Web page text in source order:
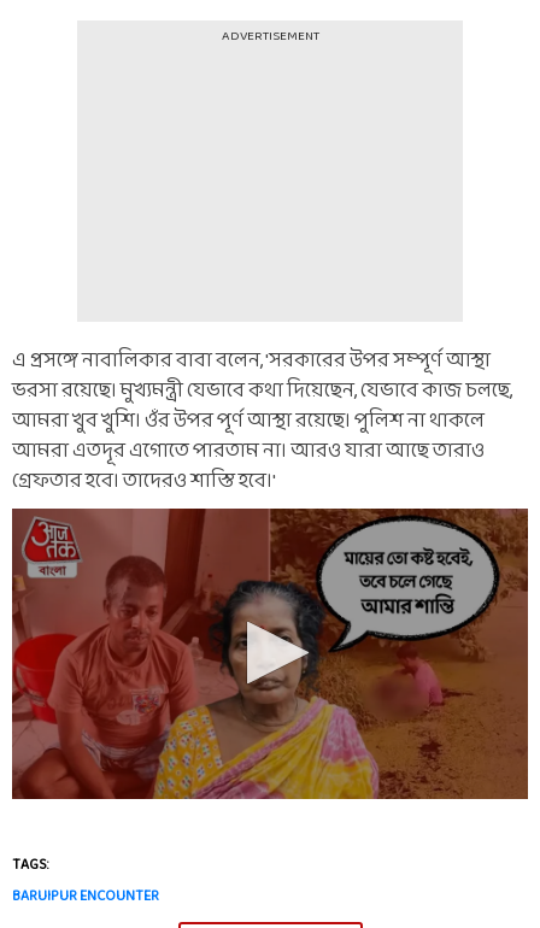
ADVERTISEMENT
এ প্রসঙ্গে নাবালিকার বাবা বলেন, 'সরকারের উপর সম্পূর্ণ আস্থা
ভরসা রয়েছে। মুখ্যমন্ত্রী যেভাবে কথা দিয়েছেন, যেভাবে কাজ চলছে,
আমরা খুব খুশি। ওঁর উপর পূর্ণ আস্থা রয়েছে। পুলিশ না থাকলে
আমরা এতদূর এগোতে পারতাম না। আরও যারা আছে তারাও
গ্রেফতার হবে। তাদেরও শাস্তি হবে।'
TAGS:
BARUIPUR ENCOUNTER